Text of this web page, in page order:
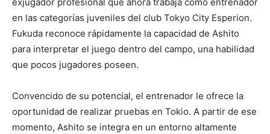
en las categorías juveniles del club Tokyo City Esperion.
Fukuda reconoce rápidamente la capacidad de Ashito
para interpretar el juego dentro del campo, una habilidad
que pocos jugadores poseen.
Convencido de su potencial, el entrenador le ofrece la
oportunidad de realizar pruebas en Tokio. A partir de ese
momento, Ashito se integra en un entorno altamente